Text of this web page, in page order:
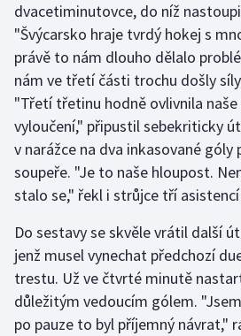
Lyže a snowboard
Moderní pětiboj
Motorsport
Olympijské hry
Parasport
Plavání
Plážový volejbal
Ragby
dvacetiminutovce, do níž
"Švýcarsko hraje tvrdý hokej s
právě to nám dlouho dělalo
nám ve třetí části trochu došly
"Třetí třetinu hodně ovlivnila naše
vyloučení," připustil sebekriticky
v narážce na dva inkasované góly
soupeře. "Je to naše hloupost.
stalo se," řekl i strůjce tří
Do sestavy se skvěle vrátil další
jenž musel vynechat předchozí
trestu. Už ve čtvrté minutě
důležitým vedoucím gólem.
po pauze to byl příjemný návrat,"